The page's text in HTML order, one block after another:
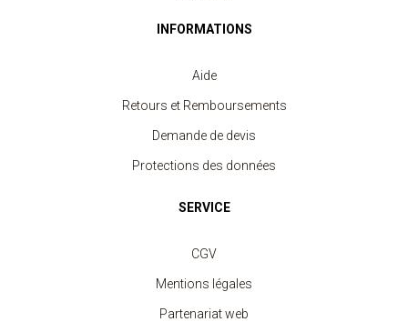
INFORMATIONS
Aide
Retours et Remboursements
Demande de devis
Protections des données
SERVICE
CGV
Mentions légales
Partenariat web